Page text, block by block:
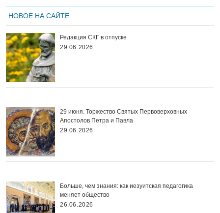
НОВОЕ НА САЙТЕ
Редакция СКГ в отпуске
29.06.2026
29 июня. Торжество Святых Первоверховных
Апостолов Петра и Павла
29.06.2026
Больше, чем знания: как иезуитская педагогика
меняет общество
26.06.2026